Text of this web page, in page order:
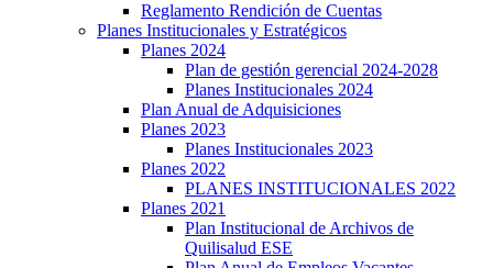
Reglamento Rendición de Cuentas
Planes Institucionales y Estratégicos
Planes 2024
Plan de gestión gerencial 2024-2028
Planes Institucionales 2024
Plan Anual de Adquisiciones
Planes 2023
Planes Institucionales 2023
Planes 2022
PLANES INSTITUCIONALES 2022
Planes 2021
Plan Institucional de Archivos de
Quilisalud ESE